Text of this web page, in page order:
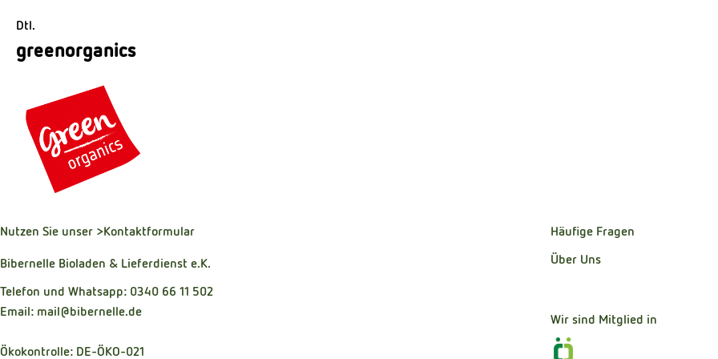
Dtl.
greenorganics
Nutzen Sie unser >Kontaktformular
Bibernelle Bioladen & Lieferdienst e.K.
Telefon und Whatsapp: 0340 66 11 502
Email: mail@bibernelle.de
Ökokontrolle: DE-ÖKO-021
Häufige Fragen
Über Uns
Wir sind Mitglied in